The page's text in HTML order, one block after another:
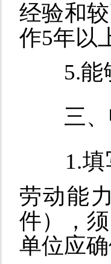
经验和
作5年以
5.
三
1.
劳动能
件），
单位应